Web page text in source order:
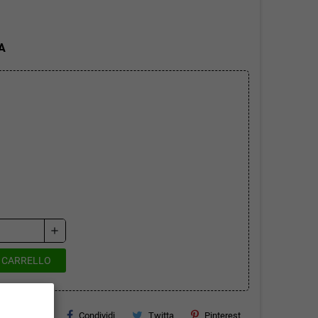
add
Condividi Twitta Pinterest